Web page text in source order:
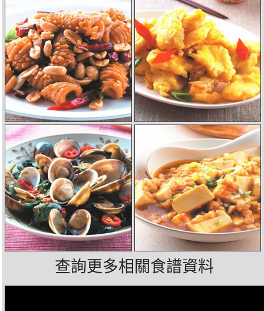
查詢更多相關食譜資料